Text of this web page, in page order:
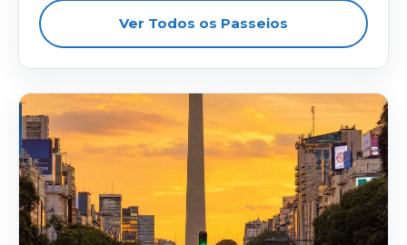
Ver Todos os Passeios